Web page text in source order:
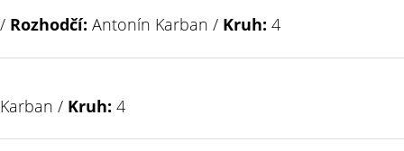
Rozhodčí: Antonín Karban / Kruh: 4
/ Kruh: 4